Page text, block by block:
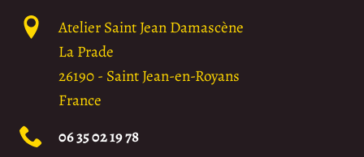
Atelier Saint Jean Damascène
La Prade
26190- Saint Jean-en-Royans
France
06 35 02 19 78